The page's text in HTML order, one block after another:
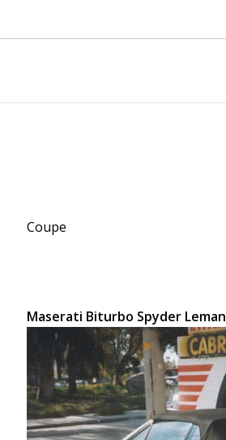
Coupe
Maserati Biturbo Spyder